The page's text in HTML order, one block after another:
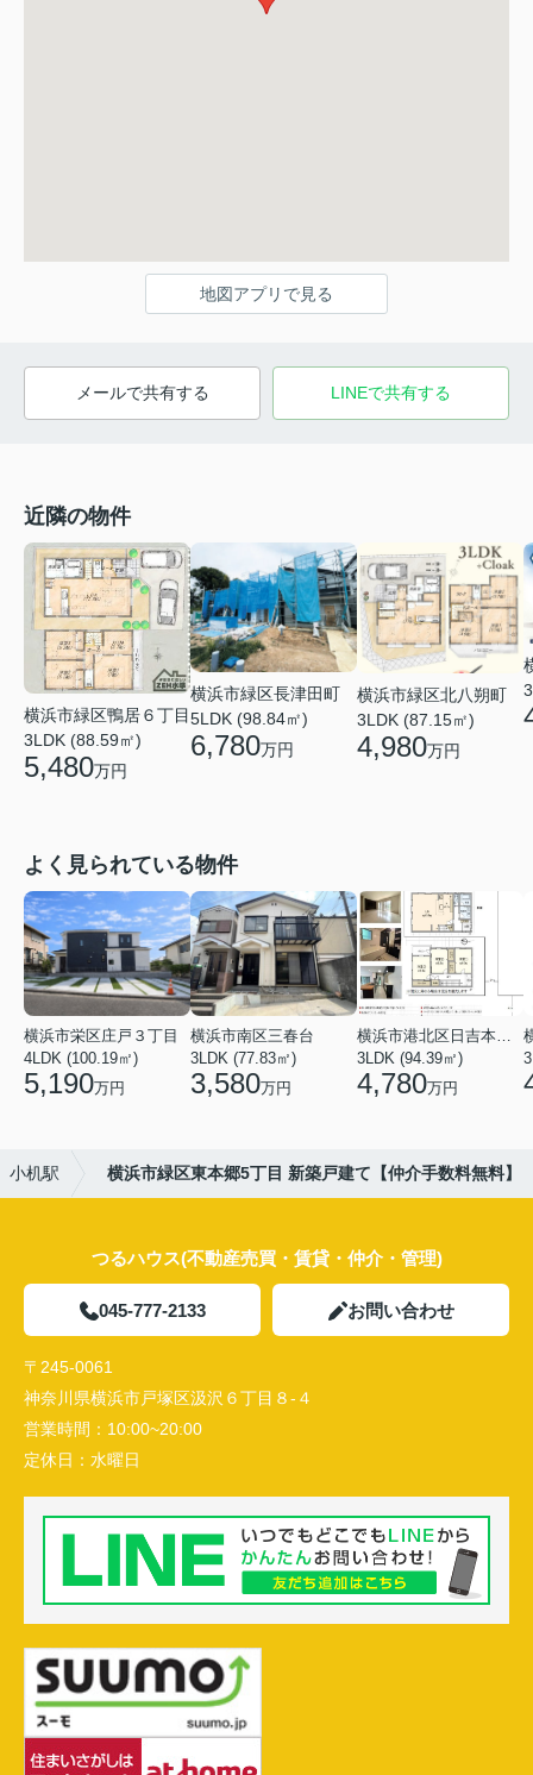
地図アプリで見る
メールで共有する LINEで共有する
近隣の物件
横浜市緑区鴨居６丁目
3LDK (88.59㎡)
5,480万円
横浜市緑区長津田町
5LDK (98.84㎡)
6,780万円
横浜市緑区北八朔町
3LDK (87.15㎡)
4,980万円
よく見られている物件
横浜市栄区庄戸３丁目
4LDK (100.19㎡)
5,190万円
横浜市南区三春台
3LDK (77.83㎡)
3,580万円
3LDK (94.39㎡)
4,780万円
小机駅 横浜市緑区東本郷5丁目 新築戸建て【仲介手数料無料】
つるハウス(不動産売買・賃貸・仲介・管理)
045-777-2133 お問い合わせ
〒245-0061
神奈川県横浜市戸塚区汲沢６丁目８-４
営業時間： 10:00~20:00
定休日： 水曜日